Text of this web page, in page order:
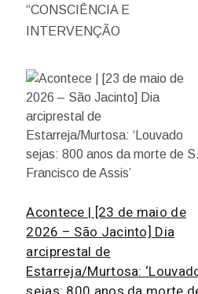
“CONSCIÊNCIA E
INTERVENÇÃO
Acontece | [23 de maio de
2026 – São Jacinto] Dia
arciprestal de
Estarreja/Murtosa: